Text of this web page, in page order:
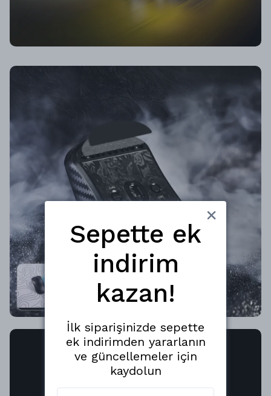
Serin Tutuş, Pürüzsüz
Kayma
Sepette ek
indirim
kazan!
İlk siparişinizde sepette
ek indirimden yararlanın
ve güncellemeler için
kaydolun